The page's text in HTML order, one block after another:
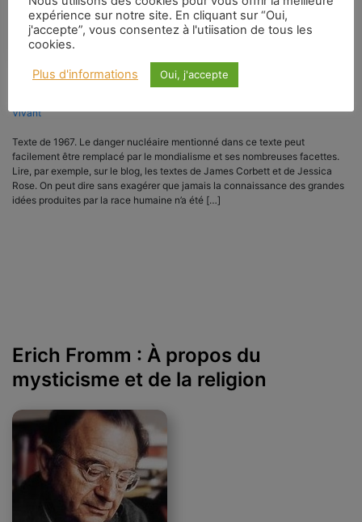
3 juin 2023|Catégories :Fromm Erich
Mots-clés :
Vivant
Texte de 1967. Le danger nucléaire mentionné dans ce texte peut
facilement être remplacé par le mondialisme et ses nombreuses facettes.
Lire, par exemple, sur le blog, les textes de James Corbett et de Jessica
Rose. On peut dire sans exagérer que jamais la connaissance des grandes
idées produites par la race humaine n’a été […]
Erich Fromm : À propos du
mysticisme et de la religion
expérience sur notre site. En cliquant sur “Oui,
j'accepte”, vous consentez à l'utiisation de tous les
cookies.
Plus d'informations Oui, j'accepte